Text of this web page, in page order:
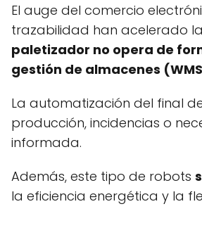
El auge del comercio
trazabilidad han acelerado
paletizador no opera de
gestión de almacenes
La automatización del final
producción, incidencias o
informada.
Además, este tipo de robots
la eficiencia energética y la